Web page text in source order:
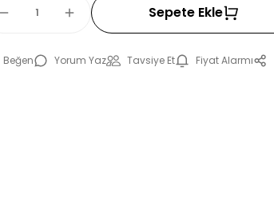
Sepete Ekle
Yorum Yaz Tavsiye Et Fiyat Alarmı